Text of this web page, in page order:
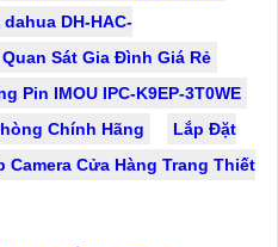
dahua DH-HAC-
Quan Sát Gia Đình Giá Rẻ
Pin IMOU IPC-K9EP-3T0WE
Chính Hãng
Lắp Đặt
Camera Cửa Hàng Trang Thiết